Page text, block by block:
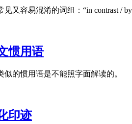
又容易混淆的词组：“in contrast / by
惯用语
的惯用语是不能照字面解读的。
印迹